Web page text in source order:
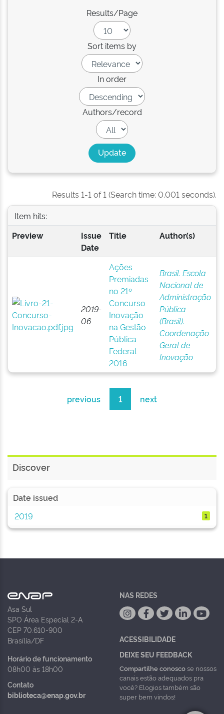
Results/Page
Sort items by
In order
Authors/record
Results 1-1 of 1 (Search time: 0.001 seconds).
Item hits:
Preview
Issue
Date
Title Author(s)
2019-
06
Ações
Premiadas
no 21º
Concurso
Inovação
na Gestão
Pública
Federal
2016
Brasil. Escola
Nacional de
Administração
Pública
(Brasil).
Coordenação
Geral de
Inovação
previous 1 next
Discover
Date issued
2019
1
Asa Sul
SPO Área Especial 2-A
CEP 70.610-900
Brasília/DF
Horário de funcionamento
08h00 às 18h00
Contato
biblioteca@enap.gov.br
NAS REDES
ACESSIBILIDADE
DEIXE SEU FEEDBACK
Compartilhe conoscose nossos
canais estão adequados pra
você? Elogios também são
super bem vindos!